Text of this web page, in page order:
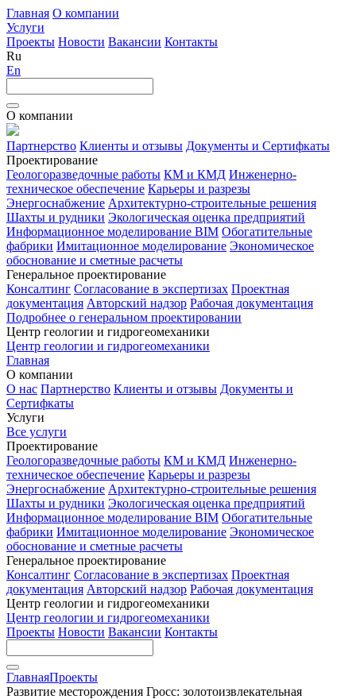
Главная О компании
Услуги
Проекты Новости Вакансии Контакты
Ru
En
О компании
Партнерство Клиенты и отзывы Документы и Сертифкаты
Проектирование
Геологоразведочные работы КМ и КМД Инженерно-
техническое обеспечение Карьеры и разрезы
Энергоснабжение Архитектурно-строительные решения
Шахты и рудники Экологическая оценка предприятий
Информационное моделирование BIM Обогатительные
фабрики Имитационное моделирование Экономическое
обоснование и сметные расчеты
Генеральное проектирование
Консалтинг Согласование в экспертизах Проектная
документация Авторский надзор Рабочая документация
Подробнее о генеральном проектировании
Центр геологии и гидрогеомеханики
Центр геологии и гидрогеомеханики
Главная
О компании
О нас Партнерство Клиенты и отзывы Документы и
Сертифкаты
Услуги
Все услуги
Проектирование
Геологоразведочные работы КМ и КМД Инженерно-
техническое обеспечение Карьеры и разрезы
Энергоснабжение Архитектурно-строительные решения
Шахты и рудники Экологическая оценка предприятий
Информационное моделирование BIM Обогатительные
фабрики Имитационное моделирование Экономическое
обоснование и сметные расчеты
Генеральное проектирование
Консалтинг Согласование в экспертизах Проектная
документация Авторский надзор Рабочая документация
Центр геологии и гидрогеомеханики
Центр геологии и гидрогеомеханики
Проекты Новости Вакансии Контакты
ГлавнаяПроекты
Развитие месторождения Гросс: золотоизвлекательная